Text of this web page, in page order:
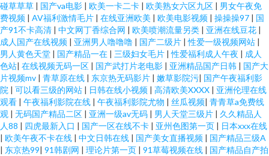
碰草草草 | 国产va电影 | 欧美一卡二卡 | 欧美熟女六区九区 | 男女午夜免
费视频 | AV福利激情毛片 | 在线亚洲欧美 | 欧美电影视频 | 操操操97 | 国
产91不卡高清 | 中文网丁香综合网 | 欧美喷潮流量另类 | 亚洲在线豆花 |
成人国产在线视频 | 亚洲男人噜噜噜 | 国产二级片 |性爱一级视频网站 |
男人黄色天堂 | 国产精品一在 | 三级妇女毛片 |性爱福利成人午夜 | 成人
色站| 在线视频无码一区 | 国产武打片老电影 | 亚洲精品国产日韩 | 国产大
片视频mv | 青草原在线 | 东京热无码影片 | 嫩草影院污| 国产午夜福利影
院 | 可以看三级的网站 | 日韩在线小视频 | 高清欧美XXXX | 亚洲伦理在线
观看 | 午夜福利影院在线 | 午夜福利影院尤物 | 丝瓜视频| 青青草a免费线
观 | 无码国产精品二区 | 亚洲一级av无码 | 男人天堂三级片 | 久久精品人
人88 | 四虎最新入口 | 国产一区在线不卡 | 亚州色图第一页 | 日本xxx在线
| 欧美午夜不卡在线 | 中文日韩在线 | 国产美女直播视频 | 国产精品三级A
| 东京热99| 91韩剧网 | 理论片第一页 | 91草莓视频在线 | 国产精品自产拍